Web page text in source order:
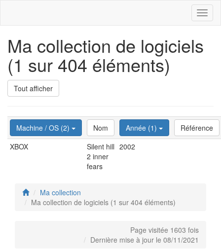
Ma collection de logiciels
(1 sur 404 éléments)
Tout afficher
Machine / OS (2) Nom Année (1)
Référence
XBOX
Silent hill
2 inner
fears
2002
Ma collection
Ma collection de logiciels (1 sur 404 éléments)
Page visitée 1603 fois
Dernière mise à jour le 08/11/2021